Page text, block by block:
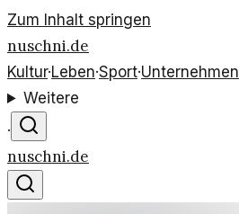
Zum Inhalt springen
nuschni.de
Kultur·Leben·Sport·Unternehmen
Weitere
·
nuschni.de